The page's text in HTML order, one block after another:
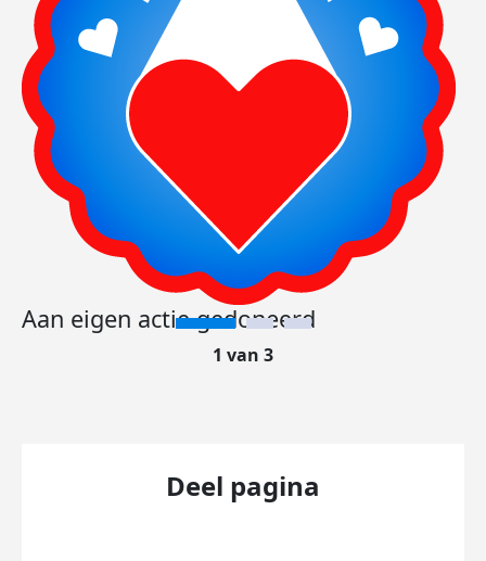
Aan eigen actie gedoneerd
1 van 3
Deel pagina